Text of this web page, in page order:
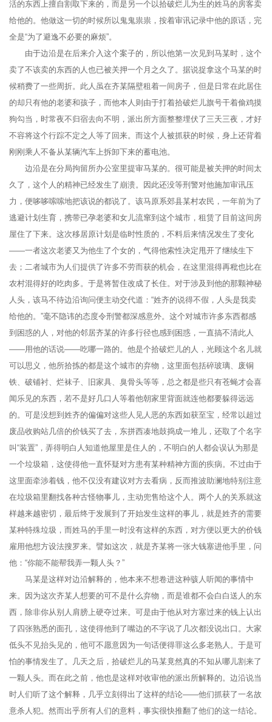
活的东西上擅自割取下来的，而是另一个以拾破烂儿为生的姓马的房客卖
给他的。他做这一切的时候所以鬼鬼祟祟，按着审讯记录中他的原话，完
全是“为了避逸不必要的麻烦”。
由于边沿是在后来介入这个案子的，所以他第一次见到马某时，这个
卖了不该卖的东西的人也已被关押一个月之久了。据说捉拿这个马某的时
候稍费了一些周折。此人虽在齐某隔壁租着一间房子，但是日常在此居住
的却只有他的老婆和孩子，而他本人则由于打着拾破烂儿旗号干着偷鸡摸
狗勾当，时常夜不归宿去向不明，派出所方面整整埋伏了三天三夜，才好
不容将这个行踪不定之人等了回来。而这个人被抓获的时候，身上还背着
刚刚乘人不备从某辆汽车上拆卸下来的蓄电池。
边沿是在分局拘留所办公室里提审马某的。很可能是被关押的时间太
久了，这个人的精神已经发生了崩溃。因此还没等刑警对他施加审讯压
力，便哆哆嗦嗦地把该说的都说了。该马原系郊县某村农民，一年前为了
逃避计划生育，携带已孕老婆和女儿流窜到这个城市，租赁了目前这间房
屋住了下来。这次移居原计划是临时性质的，不料后来情况发生了变化
——一者这次老婆又为他生了个女的，气得他索性决定甩开了继续生下
去；二者城市为人们提供了许多不劳而获的机会，在这里混得再秕也比在
农村混得好的吃肉多。于是将暂住改成了长住。对于涉及到他的那颗神秘
人头，该马不待边沿询问便主动交代道：“姓齐的说得不假，人头是我卖
给他的。”毫不隐讳的态度令刑警都深感意外。这个对城市许多东西都感
到困惑的人，对他的邻居齐某的许多行径也感到困惑，一直搞不清此人
——用他的话说——吃哪一路的。他是个拾破烂儿的人，光顾这个名儿就
可以思义，他所拾拣的都是这个城市的弃物，这里面包括碎玻璃、废铜
铁、破铺衬、烂袜子、旧家具、臭骨头等等，总之都是些只有苍蝇才会喜
闻乐见的东西，若不是好几口人等着他朝家里背面就连他都要躲得远远
的。可是没想到姓齐的偏偏对这些人见人恶的东西如获至宝，经常以超过
废品收购站几倍的价钱买了去，东拼西凑地鼓捣成一堆儿，还取了个名字
叫“装置”，弄得明白人知道他屋里是住人的，不明白的人都会误认为那是
一个垃圾箱，这使得他一直怀疑对方患有某种精神方面的疾病。不过由于
这里面牵涉着钱，他不仅没有建议对方去看病，反而推波助澜地特别注意
在垃圾箱里翻找各种古怪物事儿，主动兜售给这个人。两个人的关系就这
样越来越密切，最后终于发展到了开始发生这样的事儿，就是姓齐的需要
某种特殊垃圾，而姓马的手里一时没有这样的东西，对方便以更大的价钱
雇用他想方设法搜罗来。譬如这次，就是齐某将一张大钱塞进他手里，问
他：“你能不能帮我弄一颗人头？”
马某是这样对边沿解释的，他本来不想卷进这种骇人听闻的事情中
来。因为这次齐某人想要的可不是什么弃物，而是谁都不会白白送人的东
西，除非你从别人肩膀上硬夺过来。可是由于他从对方塞过来的钱上认出
了四张熟悉的面孔，这使得他到了嘴边的不字说了几次都没说出口。大家
低头不见抬头见的，他可不愿意因为一句话便得罪这么多老熟人。于是可
怕的事情发生了。几天之后，拾破烂儿的马某竟然真的不知从哪儿割来了
一颗人头。而在此之前，他也是这样对收审他的派出所解释的。边沿说当
时人们听了这个解释，几乎立刻得出了这样的结论——他们抓获了一名故
意杀人犯。然而出乎所有人们的意料，事实很快推翻了他们的这一结论。